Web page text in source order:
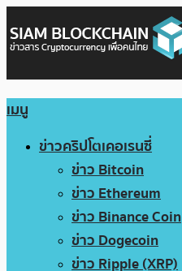
เมนู
ข่าวคริปโตเคอเรนซี่
ข่าว Bitcoin
ข่าว Ethereum
ข่าว Binance Coin
ข่าว Dogecoin
ข่าว Ripple (XRP)